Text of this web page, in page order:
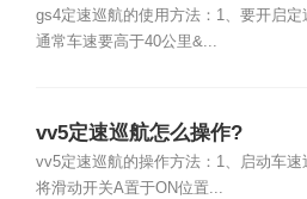
gs4定速巡航的使用方法：1、要开启定
通常车速要高于40公里&...
vv5定速巡航怎么操作?
vv5定速巡航的操作方法：1、启动车速
将滑动开关A置于ON位置...